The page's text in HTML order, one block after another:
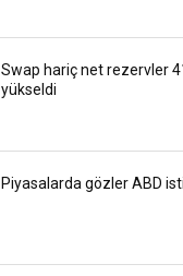
Swap hariç net rezervler
yükseldi
Piyasalarda gözler ABD